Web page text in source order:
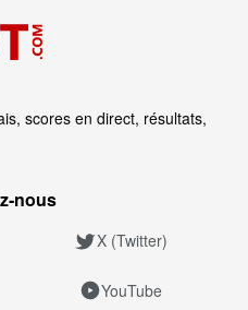
scores en direct, résultats,
X (Twitter)
YouTube